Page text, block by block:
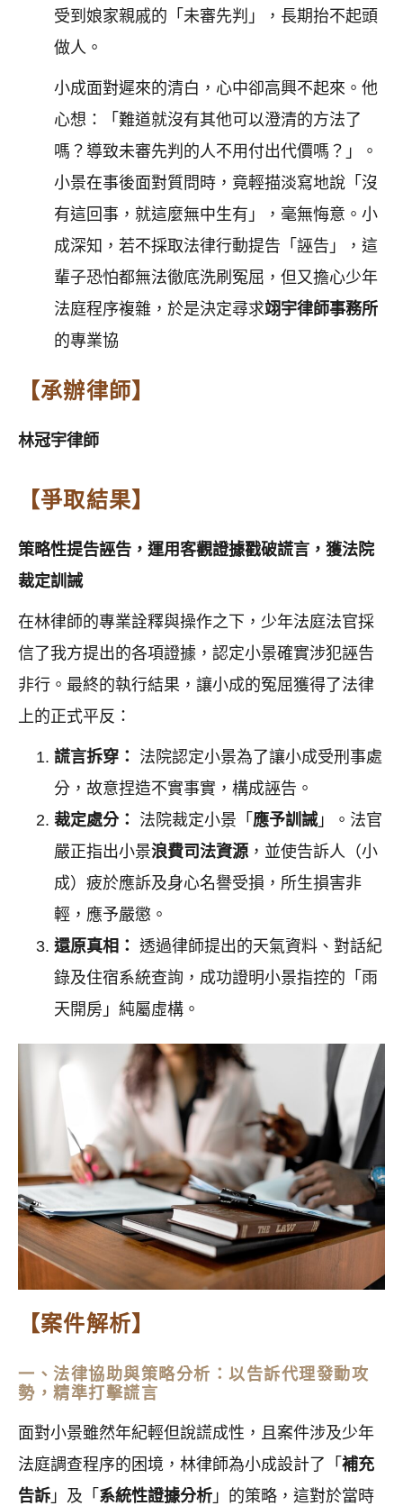
受到娘家親戚的「未審先判」，長期抬不起頭
做人。
小成面對遲來的清白，心中卻高興不起來。他
心想：「難道就沒有其他可以澄清的方法了
嗎？導致未審先判的人不用付出代價嗎？」。
小景在事後面對質問時，竟輕描淡寫地說「沒
有這回事，就這麼無中生有」，毫無悔意。小
成深知，若不採取法律行動提告「誣告」，這
輩子恐怕都無法徹底洗刷冤屈，但又擔心少年
法庭程序複雜，於是決定尋求翊宇律師事務所
的專業協
【承辦律師】
林冠宇律師
【爭取結果】
策略性提告誣告，運用客觀證據戳破謊言，獲法院
裁定訓誡
在林律師的專業詮釋與操作之下，少年法庭法官採
信了我方提出的各項證據，認定小景確實涉犯誣告
非行。最終的執行結果，讓小成的冤屈獲得了法律
上的正式平反：
謊言拆穿：
法院認定小景為了讓小成受刑事處
分，故意捏造不實事實，構成誣告。
裁定處分：
法院裁定小景「 應予訓誡」。法官
嚴正指出小景浪費司法資源 ，並使告訴人（小
成）疲於應訴及身心名譽受損，所生損害非
輕，應予嚴懲。
還原真相： 透過律師提出的天氣資料、對話紀
錄及住宿系統查詢，成功證明小景指控的「雨
天開房」純屬虛構。
【案件解析】
一、法律協助與策略分析：以告訴代理發動攻
勢，精準打擊謊言
面對小景雖然年紀輕但說謊成性，且案件涉及少年
法庭調查程序的困境，林律師為小成設計了「 補充
告訴 」及「 系統性證據分析 」的策略，這對於當時